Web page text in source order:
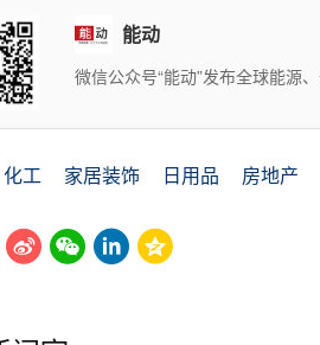
能动
微信公众号“能动”发布全球能源
化工 家居装饰 日用品 房地产